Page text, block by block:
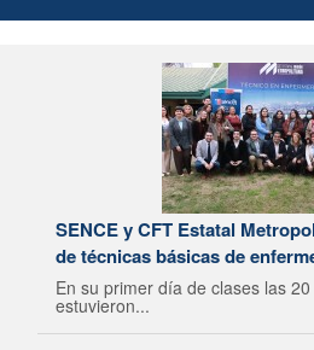
SENCE y CFT Estatal
de técnicas básicas de
En su primer día de clases las
estuvieron...